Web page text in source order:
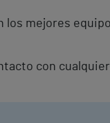
mejores
con